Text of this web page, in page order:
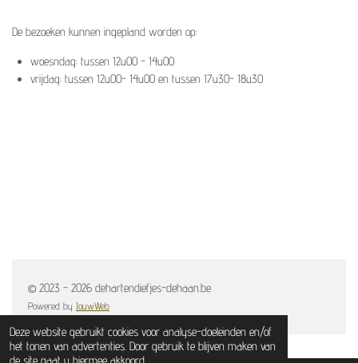
Deze website gebruikt cookies voor analyse-doeleinden en/of
het tonen van advertenties. Door gebruik te blijven maken van
de site gaat u hiermee akkoord.
De bezoeken kunnen ingepland worden op:
woesndag: tussen 12u00 - 14u00
vrijdag: tussen 12u00- 14u00 en tussen 17u30- 18u30
© 2023 - 2026 dehartendiefjes-dehaan.be
Powered by JouwWeb